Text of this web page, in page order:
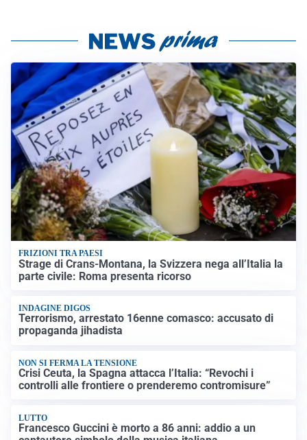
FRIZIONI TRA PAESI
Strage di Crans-Montana, la Svizzera nega all’Italia la
parte civile: Roma presenta ricorso
INDAGINE DIGOS
Terrorismo, arrestato 16enne comasco: accusato di
propaganda jihadista
NON SI FERMA LA TENSIONE
Crisi Ceuta, la Spagna attacca l’Italia: “Revochi i
controlli alle frontiere o prenderemo contromisure”
LUTTO
Francesco Guccini è morto a 86 anni: addio a un